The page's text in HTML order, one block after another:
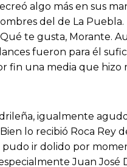
algo más en sus
del de La
te gusta, Morante.
fueron para él
fin una media que
igualmente
lo recibió Roca Rey
ir dolido por
Juan